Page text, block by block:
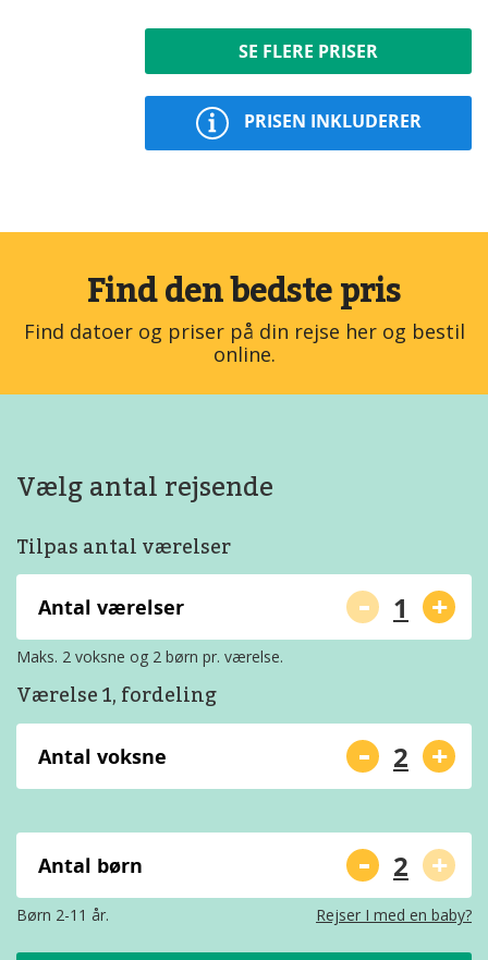
SE FLERE PRISER
PRISEN INKLUDERER
Find den bedste pris
Find datoer og priser på din rejse her og bestil
online.
Vælg antal rejsende
Tilpas antal værelser
Antal værelser - +
Maks. 2 voksne og 2 børn pr. værelse.
Værelse 1, fordeling
Antal voksne - +
Antal børn - +
Børn 2-11 år. Rejser I med en baby?